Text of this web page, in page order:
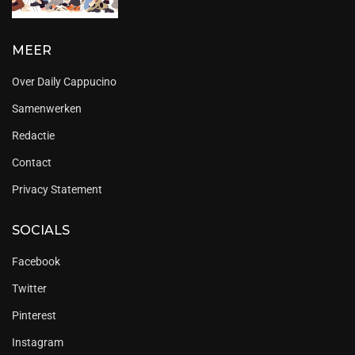
MEER
Over Daily Cappucino
Samenwerken
Redactie
Contact
Privacy Statement
SOCIALS
Facebook
Twitter
Pinterest
Instagram